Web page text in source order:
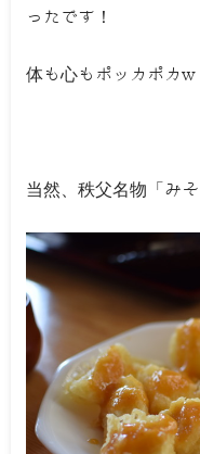
ったです！
体も心もポッカポカw
当然、秩父名物「み